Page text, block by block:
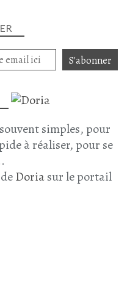
simples, pour
à réaliser, pour se
Doriasur le portail